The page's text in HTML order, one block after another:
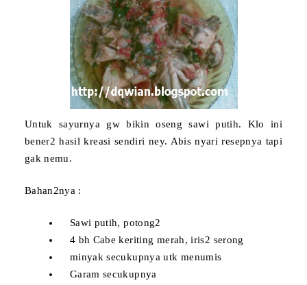
Untuk sayurnya gw bikin oseng sawi putih. Klo ini
bener2 hasil kreasi sendiri ney. Abis nyari resepnya tapi
gak nemu.
Bahan2nya :
Sawi putih, potong2
4 bh Cabe keriting merah, iris2 serong
minyak secukupnya utk menumis
Garam secukupnya